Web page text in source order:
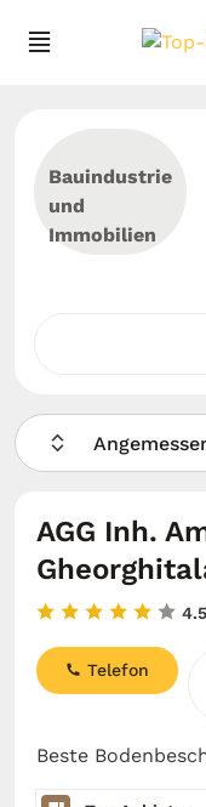
Bauindustrie
und
Immobilien
AGG Inh.
4.5
Beste
Telefon